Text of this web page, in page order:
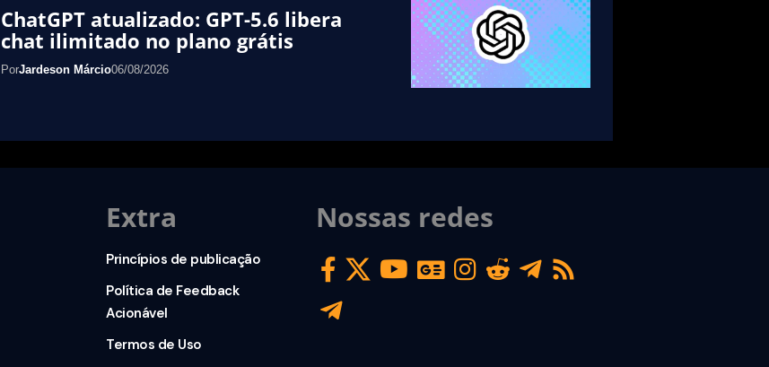
ChatGPT atualizado: GPT-5.6 libera
chat ilimitado no plano grátis
PorJardeson Márcio06/08/2026
Extra
Princípios de publicação
Política de Feedback
Acionável
Termos de Uso
Nossas redes